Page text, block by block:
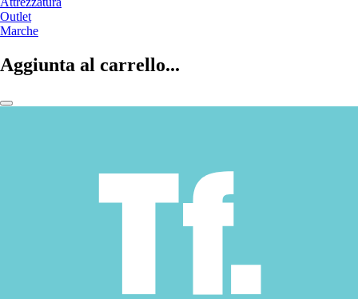
Outlet
Marche
Aggiunta al carrello...